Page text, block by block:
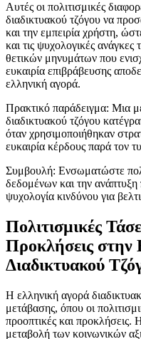
Αυτές οι πολιτισμικές
διαδικτυακού τζόγου να
και την εμπειρία χρήστη,
και τις ψυχολογικές
θετικών μηνυμάτων που
ευκαιρία επιβράβευσης
ελληνική αγορά.
Πρακτικό παράδειγμα: Μια
διαδικτυακού τζόγου
όταν χρησιμοποιήθηκαν
ευκαιρία κέρδους παρά τον
Συμβουλή: Ενσωματώστε
δεδομένων και την ανάπτυξη
ψυχολογία κινδύνου για
Πολιτισμικές
Προκλήσεις στην
Διαδικτυακού
Η ελληνική αγορά
μετάβασης, όπου οι
προοπτικές και
μεταβολή των κοινωνικών